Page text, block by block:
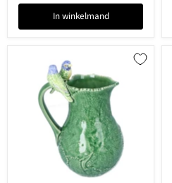
In winkelmand